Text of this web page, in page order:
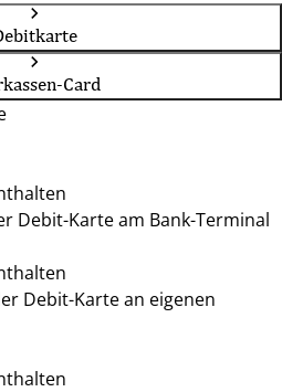
Card
Debit-Karte am Bank-Terminal
Debit-Karte an eigenen